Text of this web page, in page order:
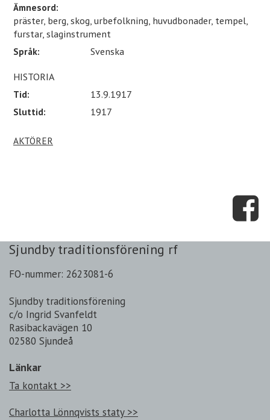
Ämnesord:
präster, berg, skog, urbefolkning, huvudbonader, tempel,
furstar, slaginstrument
Språk:
Svenska
HISTORIA
Tid:
13.9.1917
Sluttid:
1917
AKTÖRER
Sjundby traditionsförening rf
FO-nummer: 2623081-6
Sjundby traditionsförening
c/o Ingrid Svanfeldt
Rasibackavägen 10
02580 Sjundeå
Länkar
Ta kontakt >>
Charlotta Lönnqvists staty >>